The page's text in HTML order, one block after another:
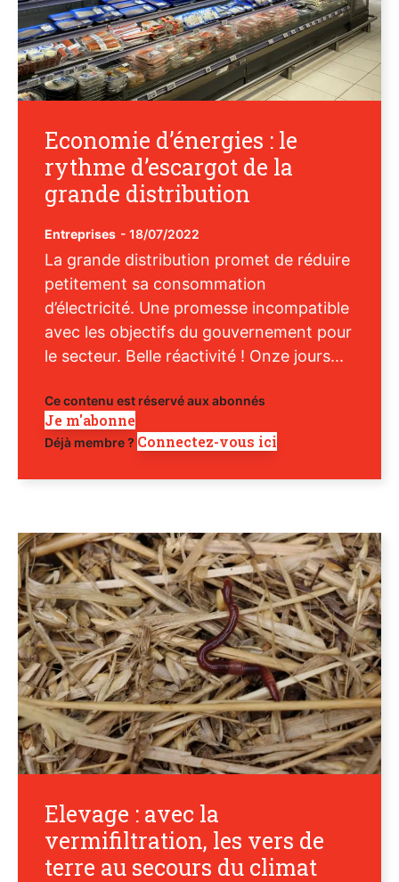
Economie d’énergies : le
rythme d’escargot de la
grande distribution
Entreprises - 18/07/2022
La grande distribution promet de réduire
petitement sa consommation
d’électricité. Une promesse incompatible
avec les objectifs du gouvernement pour
le secteur. Belle réactivité ! Onze jours...
Ce contenu est réservé aux abonnés
Je m'abonne
Déjà membre ? Connectez-vous ici
Elevage : avec la
vermifiltration, les vers de
terre au secours du climat